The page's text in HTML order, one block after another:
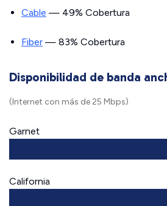
Cable — 49% Cobertura
Fiber — 83% Cobertura
Disponibilidad de banda
(Internet con más de 25 Mbps)
Garnet
California